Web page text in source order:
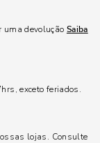
uma devolução Saiba
exceto feriados.
lojas. Consulte